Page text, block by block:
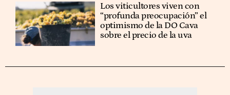
Los viticultores viven con
“profunda preocupación” el
optimismo de la DO Cava
sobre el precio de la uva